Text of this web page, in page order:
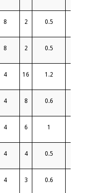
8 2 0.5
8 2 0.5
4 16 1.2
4 8 0.6
4 6 1
4 4 0.5
4 3 0.6